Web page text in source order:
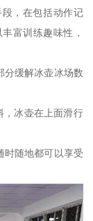
，在包括动作记
富训练趣味性，
分缓解冰壶冰场数
，冰壶在上面滑行
时随地都可以享受